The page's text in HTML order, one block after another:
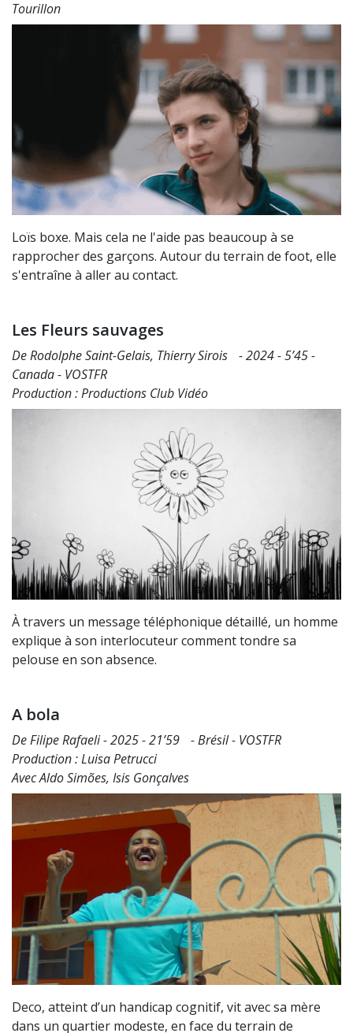
Tourillon
Loïs boxe. Mais cela ne l'aide pas beaucoup à se
rapprocher des garçons. Autour du terrain de foot, elle
s'entraîne à aller au contact.
Les Fleurs sauvages
De Rodolphe Saint-Gelais, Thierry Sirois - 2024 - 5’45 -
Canada - VOSTFR
Production : Productions Club Vidéo
À travers un message téléphonique détaillé, un homme
explique à son interlocuteur comment tondre sa
pelouse en son absence.
A bola
De Filipe Rafaeli - 2025 - 21’59 - Brésil - VOSTFR
Production : Luisa Petrucci
Avec Aldo Simões, Isis Gonçalves
Deco, atteint d’un handicap cognitif, vit avec sa mère
dans un quartier modeste, en face du terrain de